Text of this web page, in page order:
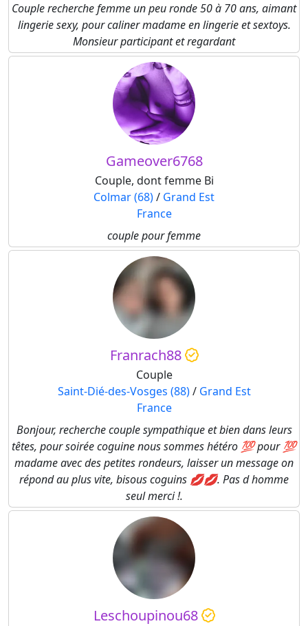
Couple recherche femme un peu ronde 50 à 70 ans, aimant
lingerie sexy, pour caliner madame en lingerie et sextoys.
Monsieur participant et regardant
Gameover6768
Couple, dont femme Bi
Colmar (68)/ Grand Est
France
couple pour femme
Franrach88
Couple
Saint-Dié-des-Vosges (88)/ Grand Est
France
Bonjour, recherche couple sympathique et bien dans leurs
têtes, pour soirée coguine nous sommes hétéro 💯 pour 💯
madame avec des petites rondeurs, laisser un message on
répond au plus vite, bisous coguins 💋💋. Pas d homme
seul merci !.
Leschoupinou68